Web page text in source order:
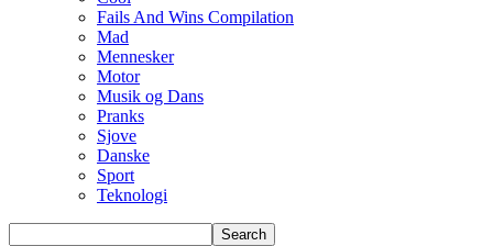
Fails And Wins Compilation
Mad
Mennesker
Motor
Musik og Dans
Pranks
Sjove
Danske
Sport
Teknologi